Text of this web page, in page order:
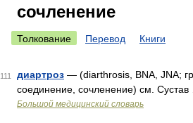
сочленение
Толкование Перевод Книги
111 диартроз — (diarthrosis, BNA, JNA;
соединение, сочленение) см. Сустав
Большой медицинский словарь